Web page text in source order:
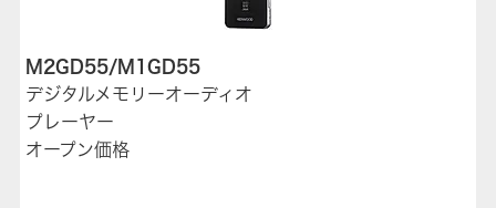
M2GD55/M1GD55
デジタルメモリーオーディオ
プレーヤー
オープン価格